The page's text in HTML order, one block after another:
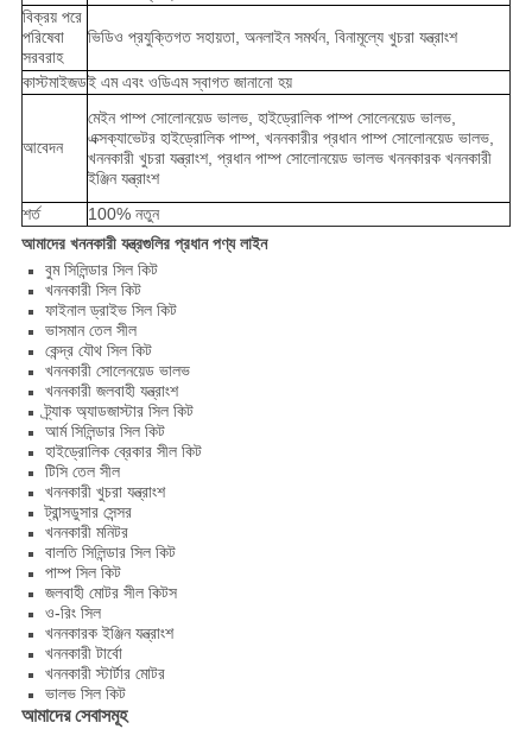
বিক্রয় পরে
পরিষেবা
সরবরাহ
ভিডিও প্রযুক্তিগত সহায়তা, অনলাইন সমর্থন, বিনামূল্যে খুচরা যন্ত্রাংশ
কাস্টমাইজডই এম এবং ওডিএম স্বাগত জানানো হয়
আবেদন
মেইন পাম্প সোলোনয়েড ভালভ, হাইড্রোলিক পাম্প সোলেনয়েড ভালভ,
এক্সক্যাভেটর হাইড্রোলিক পাম্প, খননকারীর প্রধান পাম্প সোলোনয়েড ভালভ,
খননকারী খুচরা যন্ত্রাংশ, প্রধান পাম্প সোলোনয়েড ভালভ খননকারক খননকারী
ইঞ্জিন যন্ত্রাংশ
শর্ত
100% নতুন
আমাদের খননকারী যন্ত্রগুলির প্রধান পণ্য লাইন
বুম সিলিন্ডার সিল কিট
খননকারী সিল কিট
ফাইনাল ড্রাইভ সিল কিট
ভাসমান তেল সীল
কেন্দ্র যৌথ সিল কিট
খননকারী সোলেনয়েড ভালভ
খননকারী জলবাহী যন্ত্রাংশ
ট্র্যাক অ্যাডজাস্টার সিল কিট
আর্ম সিলিন্ডার সিল কিট
হাইড্রোলিক ব্রেকার সীল কিট
টিসি তেল সীল
খননকারী খুচরা যন্ত্রাংশ
ট্রান্সডুসার সেন্সর
খননকারী মনিটর
বালতি সিলিন্ডার সিল কিট
পাম্প সিল কিট
জলবাহী মোটর সীল কিটস
ও-রিং সিল
খননকারক ইঞ্জিন যন্ত্রাংশ
খননকারী টার্বো
খননকারী স্টার্টার মোটর
ভালভ সিল কিট
আমাদের সেবাসমূহ